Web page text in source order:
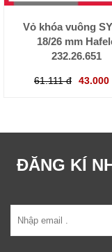
Vỏ khóa vuông
18/26 mm
232.26.651
61.111 đ 43.000
ĐĂNG KÍ